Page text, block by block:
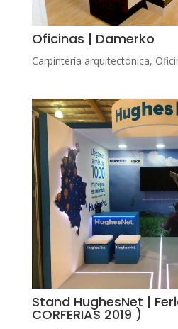
Oficinas | Damerko
Carpintería arquitectónica,
Stand HughesNet |
CORFERIAS 2019 )